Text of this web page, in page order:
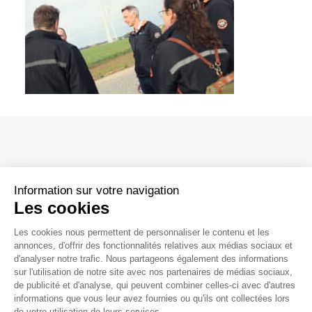
Information sur votre navigation
Les cookies
Les cookies nous permettent de personnaliser le contenu et les
annonces, d'offrir des fonctionnalités relatives aux médias sociaux et
d'analyser notre trafic. Nous partageons également des informations
sur l'utilisation de notre site avec nos partenaires de médias sociaux,
de publicité et d'analyse, qui peuvent combiner celles-ci avec d'autres
informations que vous leur avez fournies ou qu'ils ont collectées lors
Siège social
188, rue Maurice Bejart
CS 57392
34184 Montpellier CEDEX 4 France
04 67 40 74 00
contact@groupevaleco.com
Parcs éoliens terrestres
Parcs éoliens en mer
Hydrogène renouvelable et stockage
La vie chez Valeco
Nos métiers
Témoignages collaborateurs